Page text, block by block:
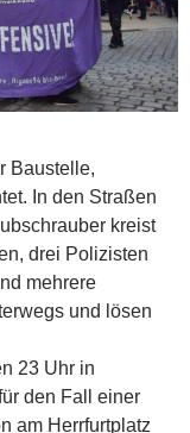
Baustelle,
In den Straßen
kreist
drei Polizisten
mehrere
und lösen
23 Uhr in
den Fall einer
am Herrfurtplatz